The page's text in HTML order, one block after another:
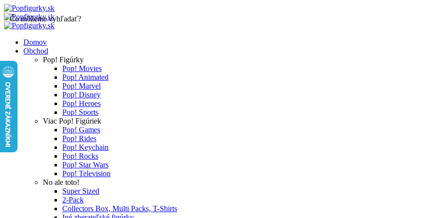
Domov
Obchod
Pop! Figúrky
Pop! Movies
Pop! Animated
Pop! Marvel
Pop! Disney
Pop! Heroes
Pop! Sports
Viac Pop! Figúriek
Pop! Games
Pop! Rides
Pop! Keychain
Pop! Rocks
Pop! Star Wars
Pop! Television
No ale toto!
Super Sized
2-Pack
Collectors Box, Multi Packs, T-Shirts
Čo môžeme vyhľadať?